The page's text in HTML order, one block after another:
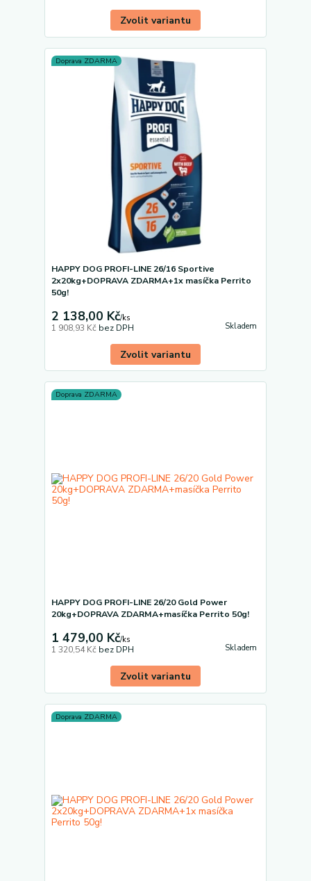
Zvolit variantu
Doprava ZDARMA
HAPPY DOG PROFI-LINE 26/16 Sportive
2x20kg+DOPRAVA ZDARMA+1x masíčka Perrito
50g!
2 138,00 Kč/ks
1 908,93 Kč bez DPH Skladem
Zvolit variantu
Doprava ZDARMA
HAPPY DOG PROFI-LINE 26/20 Gold Power
20kg+DOPRAVA ZDARMA+masíčka Perrito 50g!
1 479,00 Kč/ks
1 320,54 Kč bez DPH Skladem
Zvolit variantu
Doprava ZDARMA